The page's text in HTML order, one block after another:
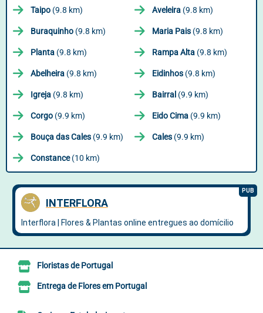
Taipo (9.8 km) Aveleira (9.8 km)
Buraquinho (9.8 km) Maria Pais (9.8 km)
Planta (9.8 km) Rampa Alta (9.8 km)
Abelheira (9.8 km) Eidinhos (9.8 km)
Igreja (9.8 km) Bairral (9.9 km)
Corgo (9.9 km) Eido Cima (9.9 km)
Bouça das Cales (9.9 km) Cales (9.9 km)
Constance(10 km)
Floristas de Portugal
Entrega de Flores em Portugal